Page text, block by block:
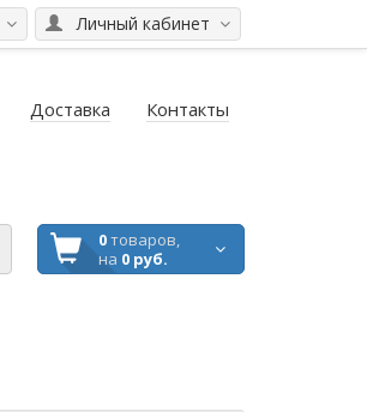
Личный кабинет
Доставка Контакты
0товаров,
на 0 руб.